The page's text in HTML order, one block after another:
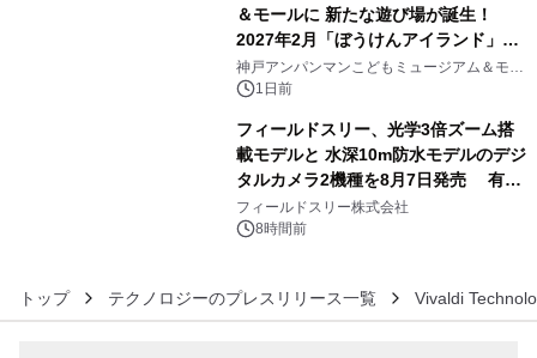
＆モールに 新たな遊び場が誕生！
2027年2月「ぼうけんアイランド」が
オープン
神戸アンパンマンこどもミュージアム＆モー
ル 1日前
フィールドスリー、光学3倍ズーム搭
載モデルと 水深10m防水モデルのデジ
タルカメラ2機種を8月7日発売 有効
約1300万画素、用途別に選べるコンデ
ジ新登場
フィールドスリー株式会社
8時間前
トップ テクノロジーのプレスリリース一覧 Vivaldi